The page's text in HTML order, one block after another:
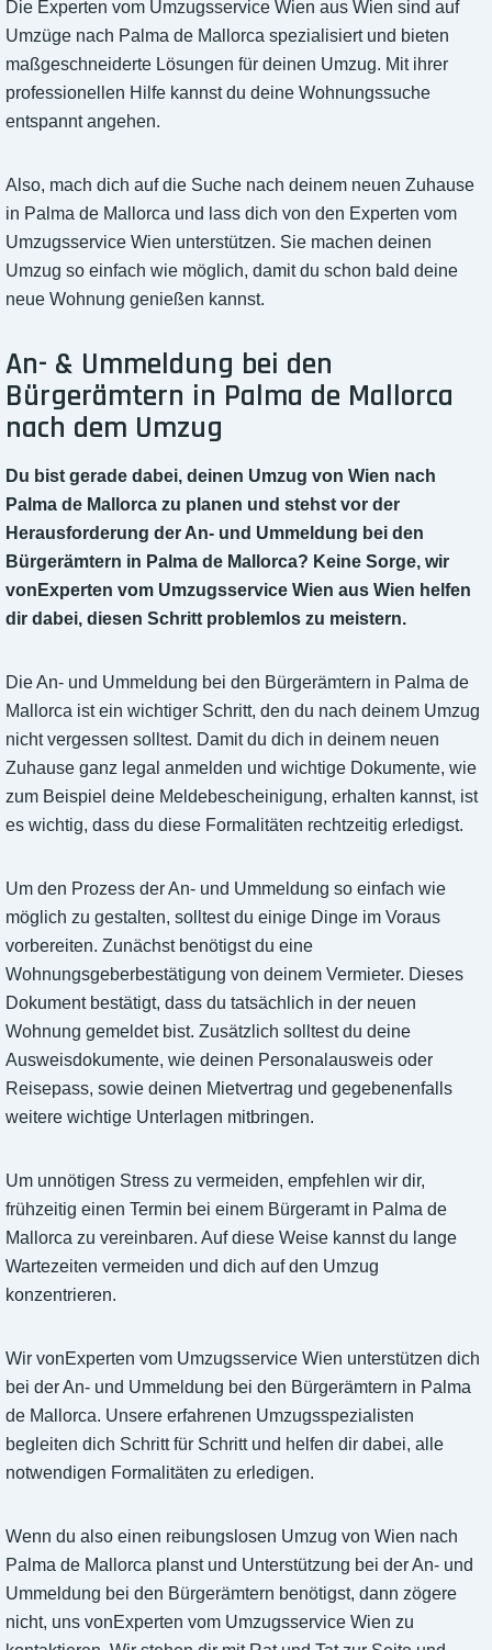
Die Experten vom Umzugsservice Wien aus Wien sind auf
Umzüge nach Palma de Mallorca spezialisiert und bieten
maßgeschneiderte Lösungen für deinen Umzug. Mit ihrer
professionellen Hilfe kannst du deine Wohnungssuche
entspannt angehen.
Also, mach dich auf die Suche nach deinem neuen Zuhause
in Palma de Mallorca und lass dich von den Experten vom
Umzugsservice Wien unterstützen. Sie machen deinen
Umzug so einfach wie möglich, damit du schon bald deine
neue Wohnung genießen kannst.
An- & Ummeldung bei den
Bürgerämtern in Palma de Mallorca
nach dem Umzug
Du bist gerade dabei, deinen Umzug von Wien nach
Palma de Mallorca zu planen und stehst vor der
Herausforderung der An- und Ummeldung bei den
Bürgerämtern in Palma de Mallorca? Keine Sorge, wir
vonExperten vom Umzugsservice Wien aus Wien helfen
dir dabei, diesen Schritt problemlos zu meistern.
Die An- und Ummeldung bei den Bürgerämtern in Palma de
Mallorca ist ein wichtiger Schritt, den du nach deinem Umzug
nicht vergessen solltest. Damit du dich in deinem neuen
Zuhause ganz legal anmelden und wichtige Dokumente, wie
zum Beispiel deine Meldebescheinigung, erhalten kannst, ist
es wichtig, dass du diese Formalitäten rechtzeitig erledigst.
Um den Prozess der An- und Ummeldung so einfach wie
möglich zu gestalten, solltest du einige Dinge im Voraus
vorbereiten. Zunächst benötigst du eine
Wohnungsgeberbestätigung von deinem Vermieter. Dieses
Dokument bestätigt, dass du tatsächlich in der neuen
Wohnung gemeldet bist. Zusätzlich solltest du deine
Ausweisdokumente, wie deinen Personalausweis oder
Reisepass, sowie deinen Mietvertrag und gegebenenfalls
weitere wichtige Unterlagen mitbringen.
Um unnötigen Stress zu vermeiden, empfehlen wir dir,
frühzeitig einen Termin bei einem Bürgeramt in Palma de
Mallorca zu vereinbaren. Auf diese Weise kannst du lange
Wartezeiten vermeiden und dich auf den Umzug
konzentrieren.
Wir vonExperten vom Umzugsservice Wien unterstützen dich
bei der An- und Ummeldung bei den Bürgerämtern in Palma
de Mallorca. Unsere erfahrenen Umzugsspezialisten
begleiten dich Schritt für Schritt und helfen dir dabei, alle
notwendigen Formalitäten zu erledigen.
Wenn du also einen reibungslosen Umzug von Wien nach
Palma de Mallorca planst und Unterstützung bei der An- und
Ummeldung bei den Bürgerämtern benötigst, dann zögere
nicht, uns vonExperten vom Umzugsservice Wien zu